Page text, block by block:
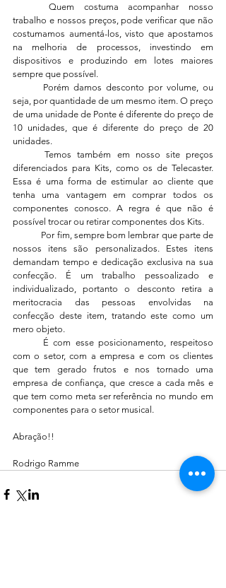
trabalho e nossos preços, pode verificar que não
costumamos aumentá-los, visto que apostamos
na melhoria de processos, investindo em
dispositivos e produzindo em lotes maiores
sempre que possível.
seja, por quantidade de um mesmo item. O preço
de uma unidade de Ponte é diferente do preço de
10 unidades, que é diferente do preço de 20
unidades.
	Temos também em nosso site preços
diferenciados para Kits, como os de Telecaster.
Essa é uma forma de estimular ao cliente que
tenha uma vantagem em comprar todos os
componentes conosco. A regra é que não é
possível trocar ou retirar componentes dos Kits.
nossos itens são personalizados. Estes itens
demandam tempo e dedicação exclusiva na sua
confecção. É um trabalho pessoalizado e
individualizado, portanto o desconto retira a
meritocracia das pessoas envolvidas na
confecção deste item, tratando este como um
mero objeto.
com o setor, com a empresa e com os clientes
que tem gerado frutos e nos tornado uma
empresa de confiança, que cresce a cada mês e
que tem como meta ser referência no mundo em
componentes para o setor musical.
Abração!!
Rodrigo Ramme